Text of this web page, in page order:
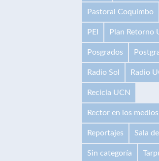
Pastoral Coquimbo
PEI Plan Retorno
Posgrados
Radio Sol Radio
Recicla UCN
Rector en los medios
Reportajes Sala
Sin categoría